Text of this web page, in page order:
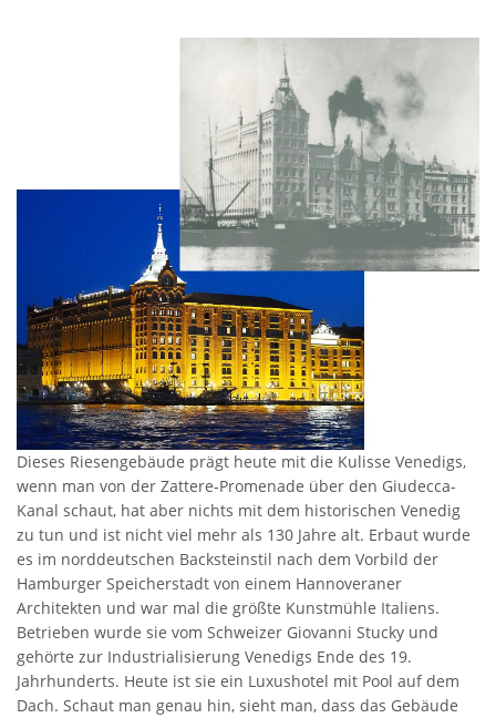
Dieses Riesengebäude prägt heute mit die Kulisse Venedigs,
wenn man von der Zattere-Promenade über den Giudecca-
Kanal schaut, hat aber nichts mit dem historischen Venedig
zu tun und ist nicht viel mehr als 130 Jahre alt. Erbaut wurde
es im norddeutschen Backsteinstil nach dem Vorbild der
Hamburger Speicherstadt von einem Hannoveraner
Architekten und war mal die größte Kunstmühle Italiens.
Betrieben wurde sie vom Schweizer Giovanni Stucky und
gehörte zur Industrialisierung Venedigs Ende des 19.
Jahrhunderts. Heute ist sie ein Luxushotel mit Pool auf dem
Dach. Schaut man genau hin, sieht man, dass das Gebäude